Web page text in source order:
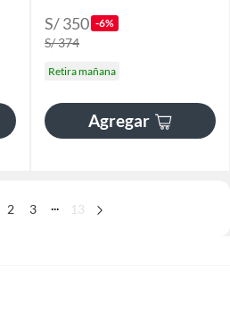
S/ 350 -6%
S/ 374
Retira mañana
Agregar
2 3 ... 13